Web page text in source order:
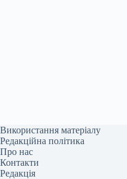
Використання матеріалу
Редакційна політика
Про нас
Контакти
Редакція